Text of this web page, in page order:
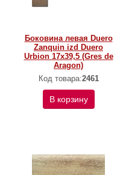
Боковина левая Duero
Zanquin izd Duero
Urbion 17х39,5 (Gres de
Aragon)
Код товара:2461
В корзину